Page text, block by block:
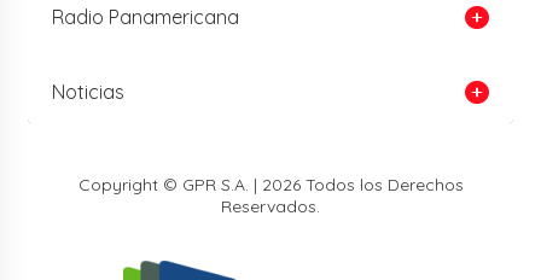
Radio Panamericana
Noticias
Copyright © GPR S.A. | 2026 Todos los Derechos
Reservados.